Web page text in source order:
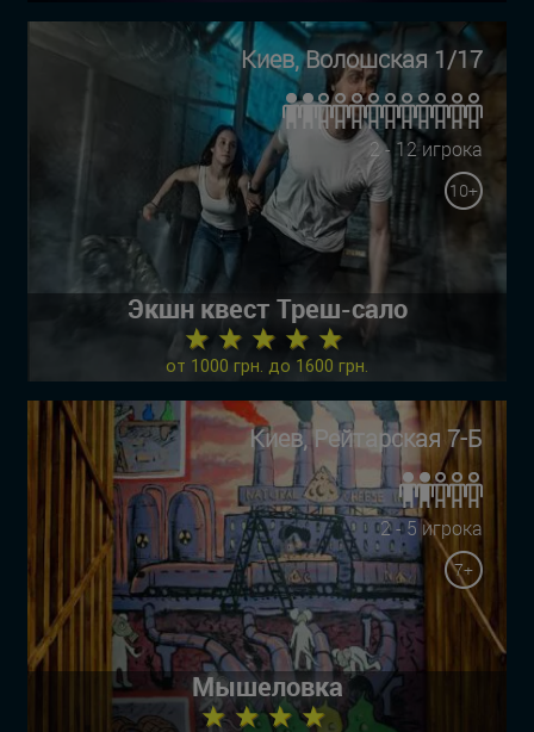
Киев, Волошская 1/17
2 - 12 игрока
10+
Экшн квест Треш-сало
★ ★ ★ ★ ★
от 1000 грн. до 1600 грн.
Киев, Рейтарская 7-Б
2 - 5 игрока
7+
Мышеловка
★ ★ ★ ★